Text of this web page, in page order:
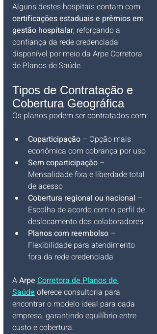
Alguns destes hospitais contam com
certificações estaduais e prêmios em
gestão hospitalar, reforçando a
confiança da rede credenciada
disponível por meio da Arpe Corretora
de Planos de Saúde.
Tipos de Contratação e
Cobertura Geográfica
Os planos podem ser contratados com:
Coparticipação – Opção mais
econômica com cobrança por uso
Sem coparticipação –
Mensalidade fixa e liberdade total
de acesso
Cobertura regional ou nacional –
Escolha de acordo com o perfil de
deslocamento dos colaboradores
Planos com reembolso –
Flexibilidade para atendimento
fora da rede credenciada
A Arpe Corretora de Planos de
Saúde oferece consultoria para
encontrar o modelo ideal para cada
empresa, garantindo equilíbrio entre
custo e cobertura.